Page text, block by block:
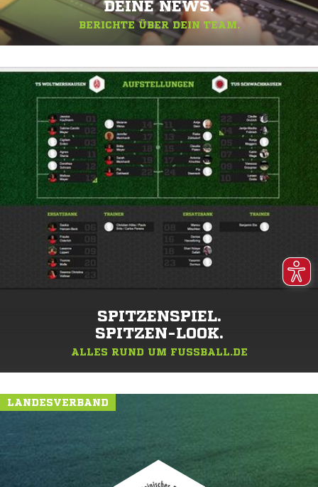
DEINE NEWS.
BERICHTE ÜBER DEIN TEAM.
SPITZENSPIEL.
SPITZEN-LOOK.
ALLES RUND UM FUSSBALL.DE
LANDESVERBAND